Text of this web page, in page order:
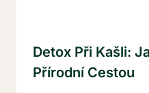
Detox Při Kašli:
Přírodní Cestou